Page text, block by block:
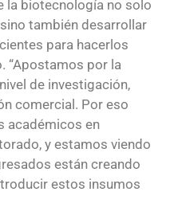
la biotecnología no solo
también desarrollar
para hacerlos
“Apostamos por la
de investigación,
comercial. Por eso
académicos en
y estamos viendo
están creando
estos insumos